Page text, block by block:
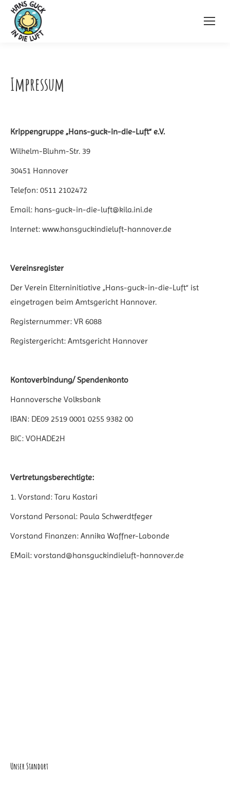
Impressum
Krippengruppe „Hans-guck-in-die-Luft“ e.V.
Wilhelm-Bluhm-Str. 39
30451 Hannover
Telefon: 0511 2102472
Email: hans-guck-in-die-luft@kila.ini.de
Internet: www.hansguckindieluft-hannover.de
Vereinsregister
Der Verein Elterninitiative „Hans-guck-in-die-Luft“ ist
eingetragen beim Amtsgericht Hannover.
Registernummer: VR 6088
Registergericht: Amtsgericht Hannover
Kontoverbindung/ Spendenkonto
Hannoversche Volksbank
IBAN: DE09 2519 0001 0255 9382 00
BIC: VOHADE2H
Vertretungsberechtigte:
1. Vorstand: Taru Kastari
Vorstand Personal: Paula Schwerdtfeger
Vorstand Finanzen: Annika Waffner-Labonde
EMail: vorstand@hansguckindieluft-hannover.de
Unser Standort